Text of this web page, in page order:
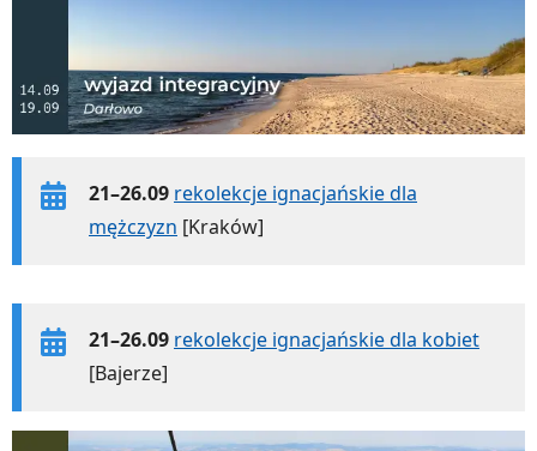
21–26.09 rekolekcje ignacjańskie dla
mężczyzn [Kraków]
21–26.09 rekolekcje ignacjańskie dla kobiet
[Bajerze]